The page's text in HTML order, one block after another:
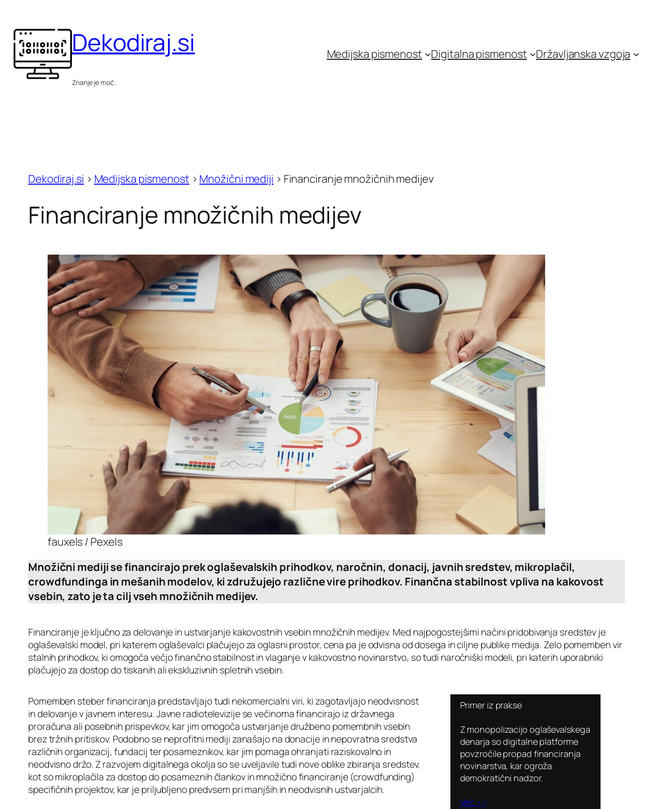
content
Dekodiraj.si
Znanje je moč.
Medijska pismenost Digitalna pismenost Državljanska vzgoja
Dekodiraj.si > Medijska pismenost > Množični mediji > Financiranje množičnih medijev
Financiranje množičnih medijev
fauxels / Pexels
Množični mediji se financirajo prek oglaševalskih prihodkov, naročnin, donacij, javnih sredstev, mikroplačil,
crowdfundinga in mešanih modelov, ki združujejo različne vire prihodkov. Finančna stabilnost vpliva na kakovost
vsebin, zato je ta cilj vseh množičnih medijev.
Financiranje je ključno za delovanje in ustvarjanje kakovostnih vsebin množičnih medijev. Med najpogostejšimi načini pridobivanja sredstev je
oglaševalski model, pri katerem oglaševalci plačujejo za oglasni prostor, cena pa je odvisna od dosega in ciljne publike medija. Zelo pomemben vir
stalnih prihodkov, ki omogoča večjo finančno stabilnost in vlaganje v kakovostno novinarstvo, so tudi naročniški modeli, pri katerih uporabniki
plačujejo za dostop do tiskanih ali ekskluzivnih spletnih vsebin.
Pomemben steber financiranja predstavljajo tudi nekomercialni viri, ki zagotavljajo neodvisnost
in delovanje v javnem interesu. Javne radiotelevizije se večinoma financirajo iz državnega
proračuna ali posebnih prispevkov, kar jim omogoča ustvarjanje družbeno pomembnih vsebin
brez tržnih pritiskov. Podobno se neprofitni mediji zanašajo na donacije in nepovratna sredstva
različnih organizacij, fundacij ter posameznikov, kar jim pomaga ohranjati raziskovalno in
neodvisno držo. Z razvojem digitalnega okolja so se uveljavile tudi nove oblike zbiranja sredstev,
kot so mikroplačila za dostop do posameznih člankov in množično financiranje (crowdfunding)
specifičnih projektov, kar je priljubljeno predvsem pri manjših in neodvisnih ustvarjalcih.
Primer iz prakse
Z monopolizacijo oglaševalskega
denarja so digitalne platforme
povzročile propad financiranja
novinarstva, kar ogroža
demokratični nadzor.
Več >>